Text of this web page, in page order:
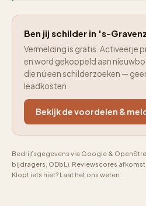
Ben jij schilder in 's-
Vermelding is gratis. Activeer je
en word gekoppeld aan
die nú een schilder zoeken —
leadkosten.
Bekijk de voordelen &
Bedrijfsgegevens via Google &
bijdragers, ODbL). Reviewscores
Klopt iets niet? Laat het ons weten.